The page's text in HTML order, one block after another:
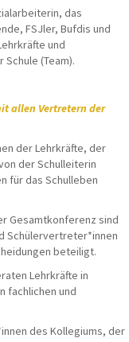
das
FSJler, Bufdis und
und
(Team).
allen Vertretern der
der Lehrkräfte, der
der Schulleiterin
für das Schulleben
Gesamtkonferenz sind
Schülervertreter*innen
beteiligt.
Lehrkräfte in
fachlichen und
des Kollegiums, der